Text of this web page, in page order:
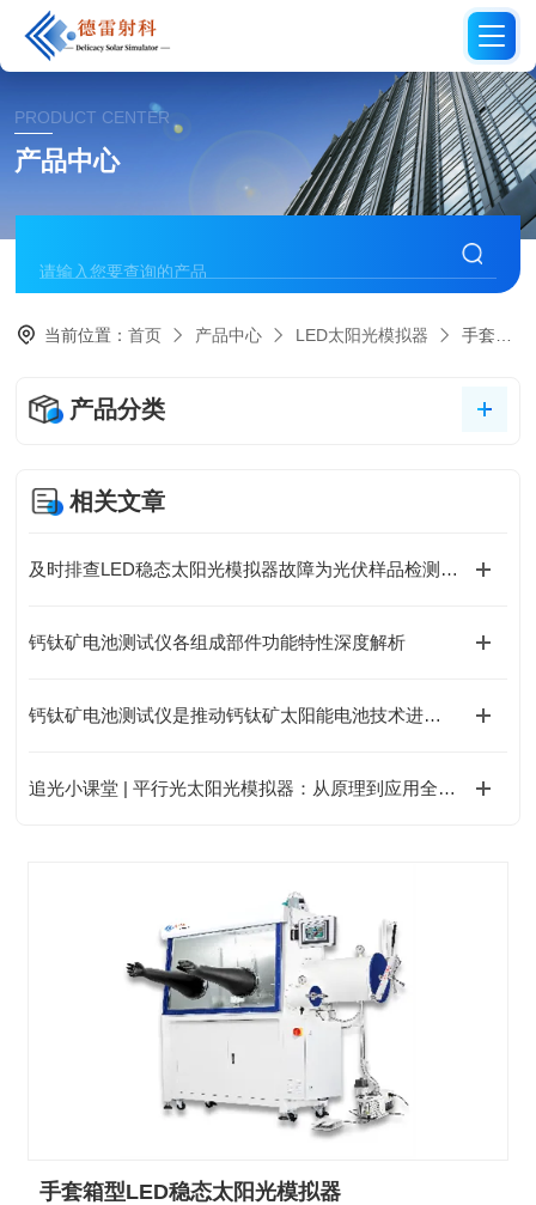
PRODUCT CENTER
产品中心
当前位置：首页 产品中心 LED太阳光模拟器 手套箱型LED稳态模拟器
产品分类
相关文章
及时排查LED稳态太阳光模拟器故障为光伏样品检测提供稳定光源条件
钙钛矿电池测试仪各组成部件功能特性深度解析
钙钛矿电池测试仪是推动钙钛矿太阳能电池技术进步的重要工具
追光小课堂 | 平行光太阳光模拟器：从原理到应用全攻略
手套箱型LED稳态太阳光模拟器